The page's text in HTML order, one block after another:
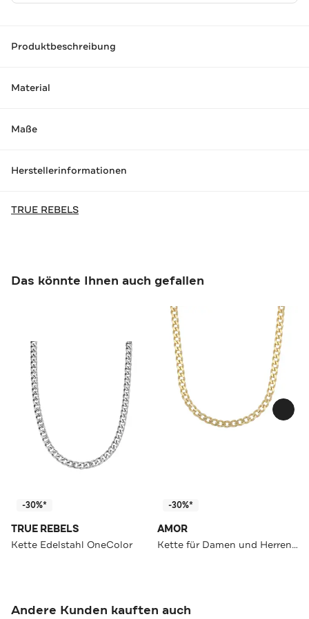
Produktbeschreibung
Material
Maße
Herstellerinformationen
TRUE REBELS
Das könnte Ihnen auch gefallen
-30%*
TRUE REBELS
Kette Edelstahl OneColor
-30%*
AMOR
Kette für Damen und Herren, Unisex, 925 Sterling Silber Gold
Andere Kunden kauften auch